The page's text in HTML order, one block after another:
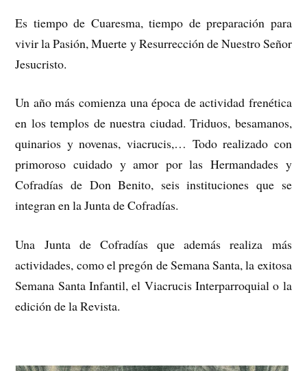
Es tiempo de Cuaresma, tiempo de preparación para
vivir la Pasión, Muerte y Resurrección de Nuestro Señor
Jesucristo.
Un año más comienza una época de actividad frenética
en los templos de nuestra ciudad. Triduos, besamanos,
quinarios y novenas, viacrucis,… Todo realizado con
primoroso cuidado y amor por las Hermandades y
Cofradías de Don Benito, seis instituciones que se
integran en la Junta de Cofradías.
Una Junta de Cofradías que además realiza más
actividades, como el pregón de Semana Santa, la exitosa
Semana Santa Infantil, el Viacrucis Interparroquial o la
edición de la Revista.